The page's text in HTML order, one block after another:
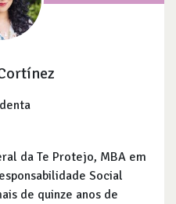
da Te Protejo, MBA em
Social
de quinze anos de